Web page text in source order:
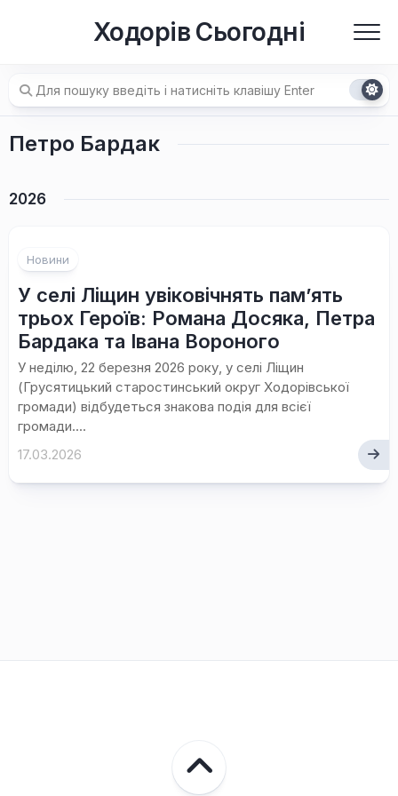
Ходорів Сьогодні
Петро Бардак
2026
Новини
У селі Ліщин увіковічнять пам’ять
трьох Героїв: Романа Досяка, Петра
Бардака та Івана Вороного
У неділю, 22 березня 2026 року, у селі Ліщин
(Грусятицький старостинський округ Ходорівської
громади) відбудеться знакова подія для всієї
громади....
17.03.2026